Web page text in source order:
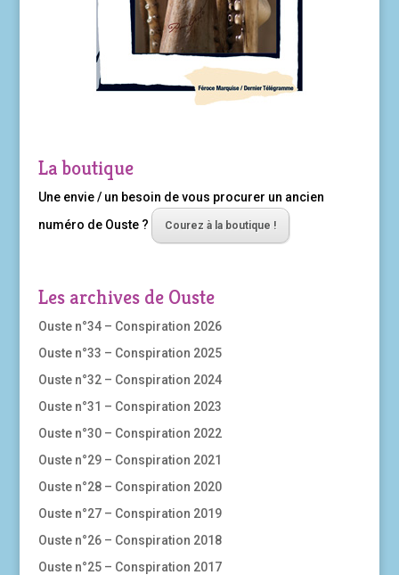
La boutique
Une envie / un besoin de vous procurer un ancien
numéro de Ouste ?
Courez à la boutique !
Les archives de Ouste
Ouste n°34 – Conspiration 2026
Ouste n°33 – Conspiration 2025
Ouste n°32 – Conspiration 2024
Ouste n°31 – Conspiration 2023
Ouste n°30 – Conspiration 2022
Ouste n°29 – Conspiration 2021
Ouste n°28 – Conspiration 2020
Ouste n°27 – Conspiration 2019
Ouste n°26 – Conspiration 2018
Ouste n°25 – Conspiration 2017